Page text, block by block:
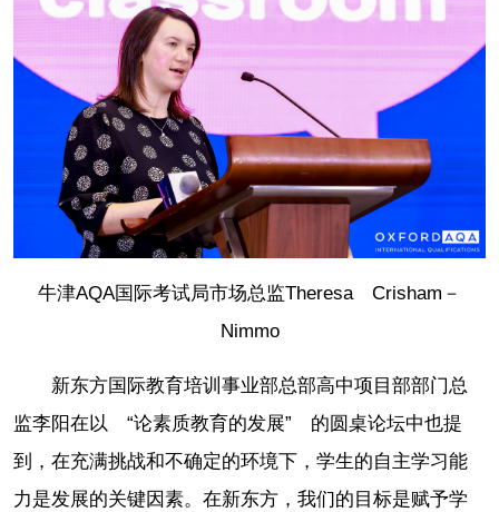
牛津AQA国际考试局市场总监Theresa Crisham－
Nimmo
新东方国际教育培训事业部总部高中项目部部门总
监李阳在以 “论素质教育的发展” 的圆桌论坛中也提
到，在充满挑战和不确定的环境下，学生的自主学习能
力是发展的关键因素。在新东方，我们的目标是赋予学